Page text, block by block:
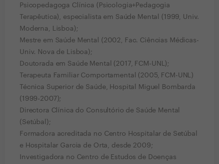
Psicopedagoga Clínica (Psicologia+Pedagogia
Terapêutica), especialista em Saúde Mental (1999, Univ.
Moderna, Lisboa);
Mestre em Saúde Mental (2002, Fac. Ciências Médicas-
Univ. Nova de Lisboa);
Doutorada em Saúde Mental (2017, FCM-UNL);
Terapeuta Familiar Comportamental (2005, FCM-UNL)
Técnica Superior de Saúde, Hospital Miguel Bombarda
(1999-2007);
Directora Clínica do Consultório de Saúde Mental
(Setúbal);
Formadora acreditada no Centro Hospitalar de Setúbal
e Hospitalar Garcia de Orta, desde 2009;
Investigadora no Centro de Estudos de Doenças